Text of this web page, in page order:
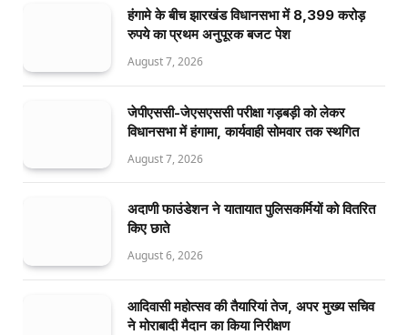
हंगामे के बीच झारखंड विधानसभा में 8,399 करोड़
रुपये का प्रथम अनुपूरक बजट पेश
August 7, 2026
जेपीएससी-जेएसएससी परीक्षा गड़बड़ी को लेकर
विधानसभा में हंगामा, कार्यवाही सोमवार तक स्थगित
August 7, 2026
अदाणी फाउंडेशन ने यातायात पुलिसकर्मियों को वितरित
किए छाते
August 6, 2026
आदिवासी महोत्सव की तैयारियां तेज, अपर मुख्य सचिव
ने मोराबादी मैदान का किया निरीक्षण